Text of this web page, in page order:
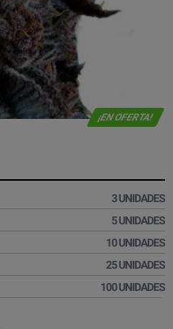
¡EN OFERTA!
3 UNIDADES
5 UNIDADES
10 UNIDADES
25 UNIDADES
100 UNIDADES